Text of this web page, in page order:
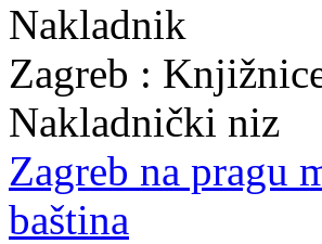
Nakladnik
Zagreb :
Nakladnički niz
Zagreb na pragu
baština